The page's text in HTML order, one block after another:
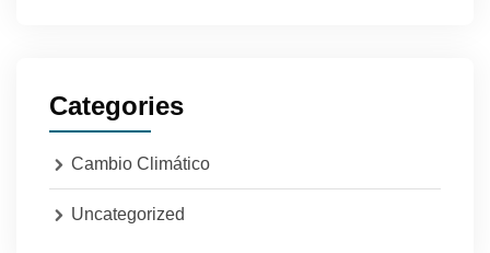
Categories
Cambio Climático
Uncategorized